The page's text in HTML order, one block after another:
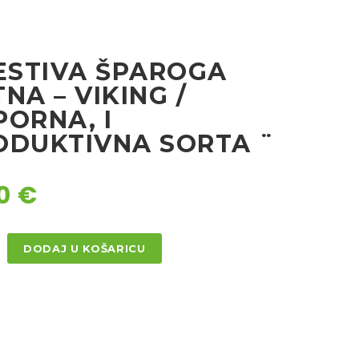
ŠPAROGA
– VIKING /
I
SORTA ¨
€
DODAJ U KOŠARICU